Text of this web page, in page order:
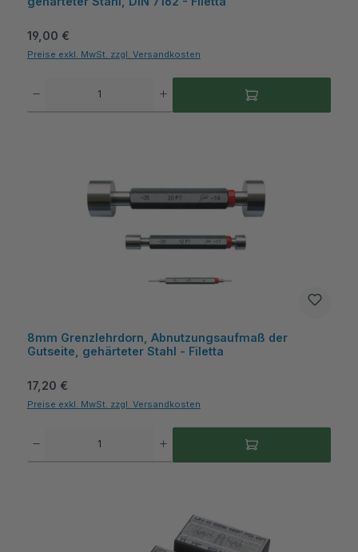
Regulärer Preis:
19,00 €
Preise exkl. MwSt. zzgl. Versandkosten
8mm Grenzlehrdorn, Abnutzungsaufmaß der
Gutseite, gehärteter Stahl - Filetta
Regulärer Preis:
17,20 €
Preise exkl. MwSt. zzgl. Versandkosten